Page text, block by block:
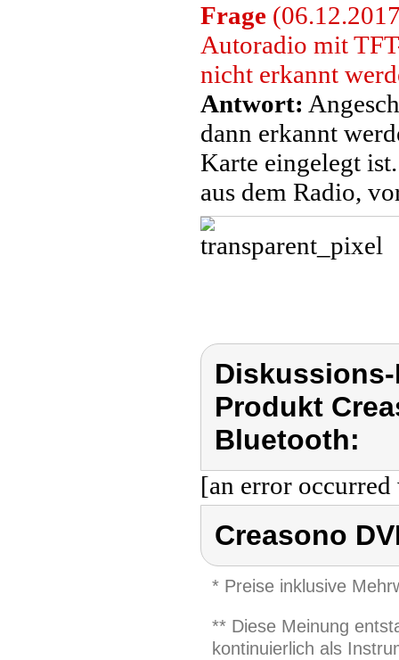
Frage
Autoradio mit
nicht erkannt
Antwort:
dann erkannt
Karte eingelegt
aus dem Radio,
Produkt
Bluetooth:
[an error
Creasono
* Preise inklusive
** Diese Meinung
kontinuierlich als